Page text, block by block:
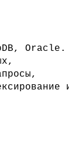
Oracle.